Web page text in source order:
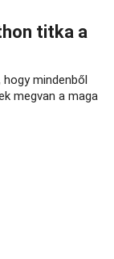
titka a
mindenből
megvan a maga